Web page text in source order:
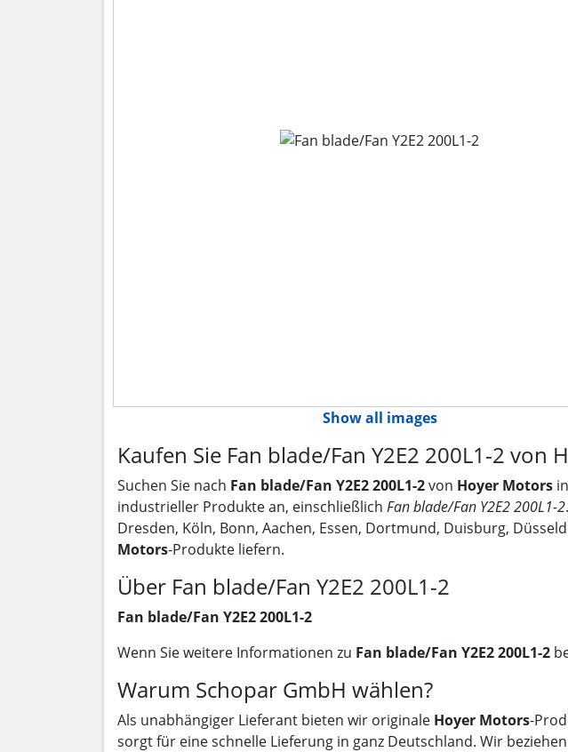
Show all images
Kaufen Sie Fan blade/Fan Y2E2 200L1-2
Suchen Sie nach Fan blade/Fan Y2E2 200L1-2von Hoyer Motors
industrieller Produkte an, einschließlich Fan blade/Fan Y2E2 200L1-2
Dresden, Köln, Bonn, Aachen, Essen, Dortmund, Duisburg,
Motors-Produkte liefern.
Über Fan blade/Fan Y2E2 200L1-2
Fan blade/Fan Y2E2 200L1-2
Wenn Sie weitere Informationen zu Fan blade/Fan Y2E2 200L1-2
Warum Schopar GmbH wählen?
Als unabhängiger Lieferant bieten wir originale Hoyer Motors-
sorgt für eine schnelle Lieferung in ganz Deutschland. Wir